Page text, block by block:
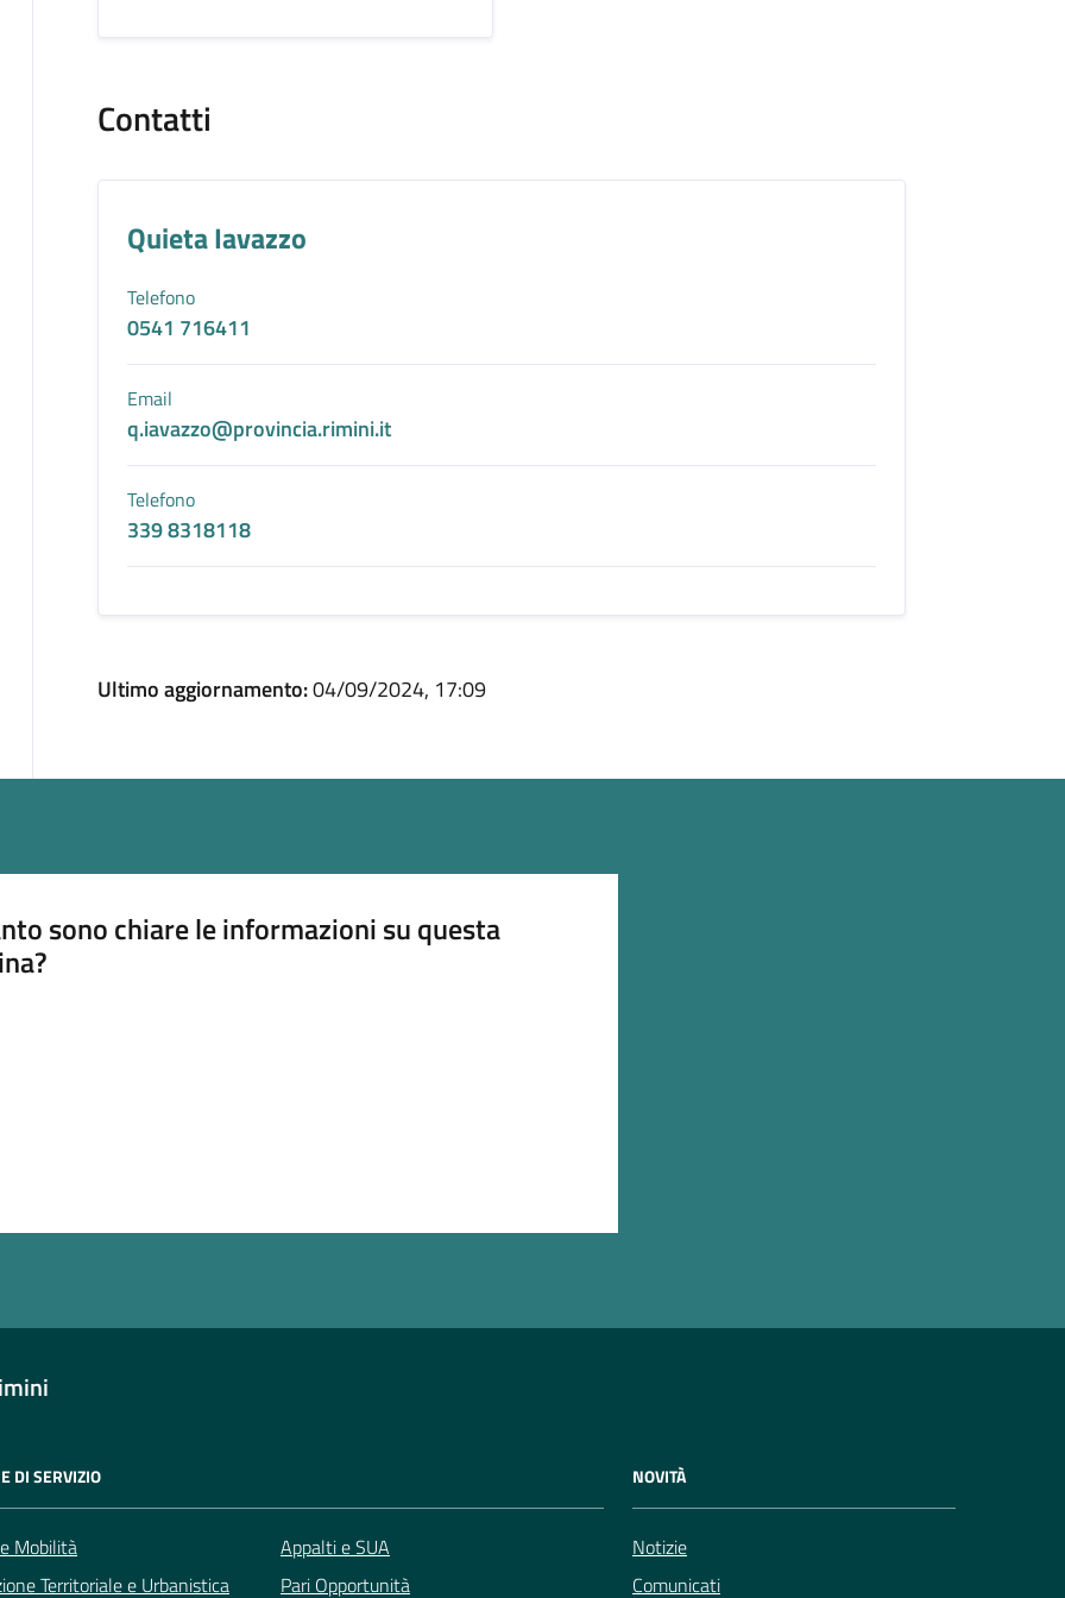
Contatti
Quieta Iavazzo
Telefono
0541 716411
Email
q.iavazzo@provincia.rimini.it
Telefono
339 8318118
Ultimo aggiornamento:04/09/2024, 17:09
sono chiare le informazioni su questa
5 stelle su 5
4 stelle su 5
3 stelle su 5
2 stelle su 5
DI SERVIZIO
Mobilità
Territoriale e Urbanistica
Appalti e SUA
Pari Opportunità
NOVITÀ
Notizie
Comunicati